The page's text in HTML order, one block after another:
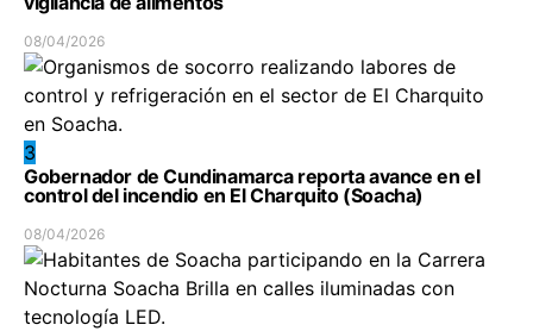
08/04/2026
3
Gobernador de Cundinamarca reporta avance en el
control del incendio en El Charquito (Soacha)
08/04/2026